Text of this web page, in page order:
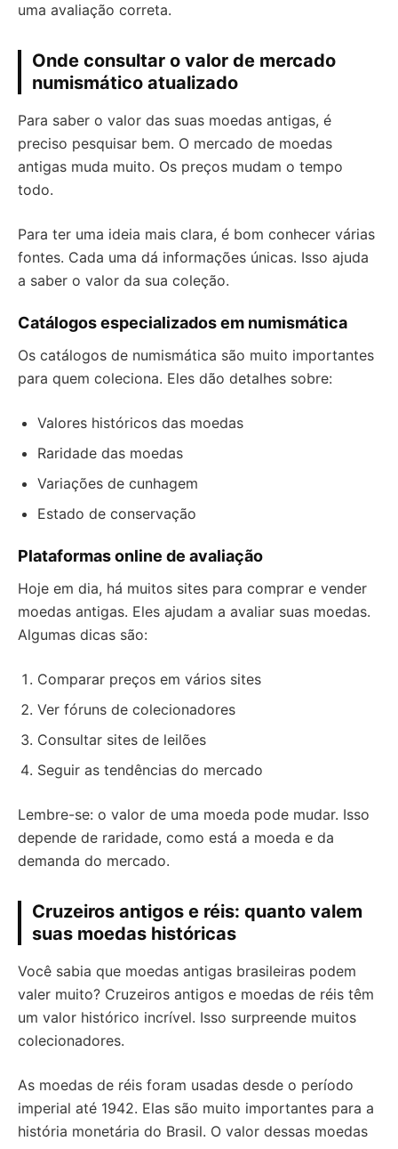
uma avaliação correta.
Onde consultar o valor de mercado
numismático atualizado
Para saber o valor das suas moedas antigas, é
preciso pesquisar bem. O mercado de moedas
antigas muda muito. Os preços mudam o tempo
todo.
Para ter uma ideia mais clara, é bom conhecer várias
fontes. Cada uma dá informações únicas. Isso ajuda
a saber o valor da sua coleção.
Catálogos especializados em numismática
Os catálogos de numismática são muito importantes
para quem coleciona. Eles dão detalhes sobre:
Valores históricos das moedas
Raridade das moedas
Variações de cunhagem
Estado de conservação
Plataformas online de avaliação
Hoje em dia, há muitos sites para comprar e vender
moedas antigas. Eles ajudam a avaliar suas moedas.
Algumas dicas são:
Comparar preços em vários sites
Ver fóruns de colecionadores
Consultar sites de leilões
Seguir as tendências do mercado
Lembre-se: o valor de uma moeda pode mudar. Isso
depende de raridade, como está a moeda e da
demanda do mercado.
Cruzeiros antigos e réis: quanto valem
suas moedas históricas
Você sabia que moedas antigas brasileiras podem
valer muito? Cruzeiros antigos e moedas de réis têm
um valor histórico incrível. Isso surpreende muitos
colecionadores.
As moedas de réis foram usadas desde o período
imperial até 1942. Elas são muito importantes para a
história monetária do Brasil. O valor dessas moedas